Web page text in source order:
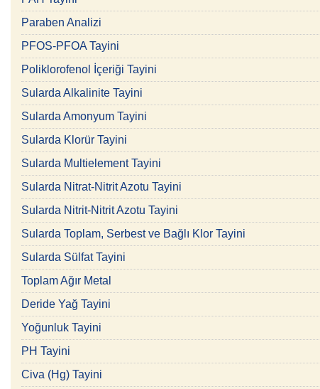
Paraben Analizi
PFOS-PFOA Tayini
Poliklorofenol İçeriği Tayini
Sularda Alkalinite Tayini
Sularda Amonyum Tayini
Sularda Klorür Tayini
Sularda Multielement Tayini
Sularda Nitrat-Nitrit Azotu Tayini
Sularda Nitrit-Nitrit Azotu Tayini
Sularda Toplam, Serbest ve Bağlı Klor Tayini
Sularda Sülfat Tayini
Toplam Ağır Metal
Deride Yağ Tayini
Yoğunluk Tayini
PH Tayini
Civa (Hg) Tayini